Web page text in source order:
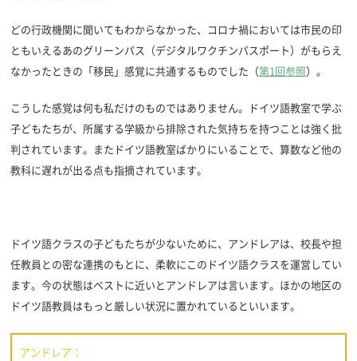
どの行政機関に聞いてもわからなかった、コロナ禍においては市民の印
ともいえるあのグリーンパス（デジタルワクチンパスポート）がもらえ
なかったときの「移民」感覚に共通するものでした（第1回参照 ）。
こうした感覚は何も私だけのものではありません。ドイツ語教室で学ぶ
子どもたちが、所属する学級から排除された気持ちを持つことは強く批
判されています。またドイツ語教室ばかりにいることで、算数など他の
教科に遅れが出る点も指摘されています。
ドイツ語クラスの子どもたちが少ないために、アンドレアは、校長や担
任教員との密な連携のもとに、柔軟にこのドイツ語クラスを運営してい
ます。今の状態はベストに近いとアンドレアは言います。ほかの地区の
ドイツ語教員はもっと厳しい状況に置かれているといいます。
アンドレア：